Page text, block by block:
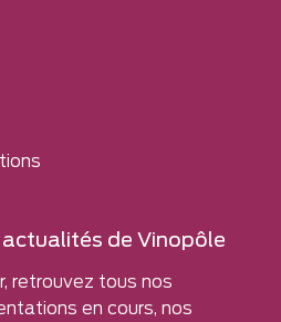
de Vinopôle
retrouvez tous nos
en cours, nos